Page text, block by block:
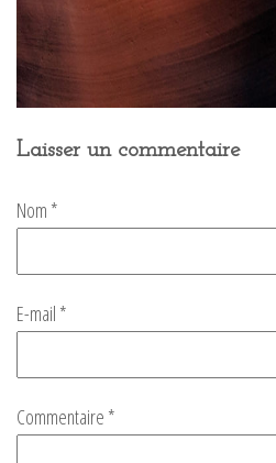
Laisser un commentaire
Commentaire *
Nom *
E-mail *